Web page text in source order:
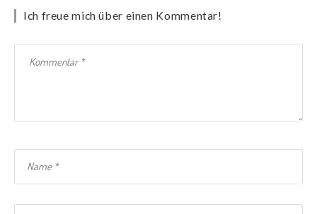
Ich freue mich über einen Kommentar!